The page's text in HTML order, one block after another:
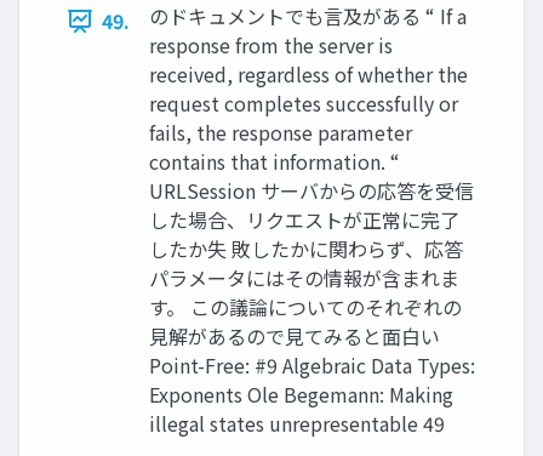
49.
のドキュメントでも⾔及がある “ If a
response from the server is
received, regardless of whether the
request completes successfully or
fails, the response parameter
contains that information. “
URLSession サーバからの応答を受信
した場合、リクエストが正常に完了
したか失 敗したかに関わらず、応答
パラメータにはその情報が含まれま
す。 この議論についてのそれぞれの
⾒解があるので⾒てみると⾯⽩い
Point-Free: #9 Algebraic Data Types:
Exponents Ole Begemann: Making
illegal states unrepresentable 49